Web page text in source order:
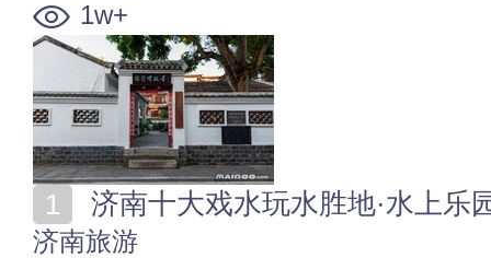
1w+
济南十大戏水玩水胜地·水上乐
济南旅游